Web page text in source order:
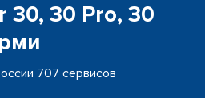
30, 30 Pro, 30
707 сервисов